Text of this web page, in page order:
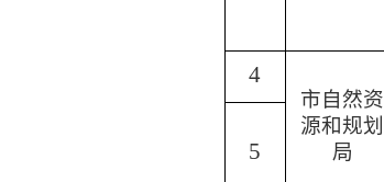
4
市自然资
源和规划
局
5